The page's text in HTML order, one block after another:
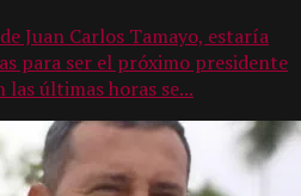
Juan Carlos Tamayo, estaría
para ser el próximo presidente
las últimas horas se...